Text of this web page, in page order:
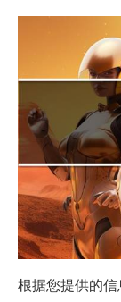
根据您提供的